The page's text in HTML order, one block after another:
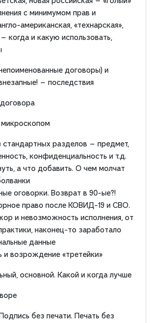
с минимумом прав и
американская, «технарская»,
когда и какую использовать,
договоры) и
— последствия
стандартных разделов — предмет,
конфиденциальность и т.д.
а что добавить. О чем молчат
оговорки. Возврат в 90-ые?!
право после КОВИД-19 и СВО.
и невозможность исполнения, от
наконец-то заработало
данные
и возрождение «третейки»
основной. Какой и когда лучше
без печати. Печать без